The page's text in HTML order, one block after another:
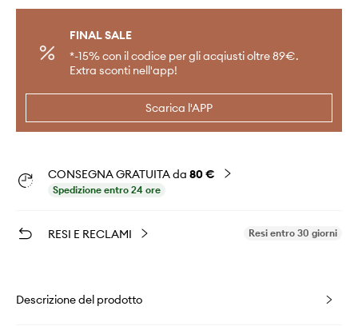
FINAL SALE
*-15% con il codice per gli acqiusti oltre 89€.
Extra sconti nell'app!
Scarica l'APP
CONSEGNA GRATUITA da 80 €
Spedizione entro 24 ore
RESI E RECLAMI Resi entro 30 giorni
Descrizione del prodotto